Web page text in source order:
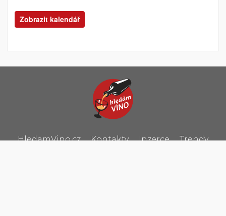
Zobrazit kalendář
HledamVino.cz Kontakty Inzerce Trendy